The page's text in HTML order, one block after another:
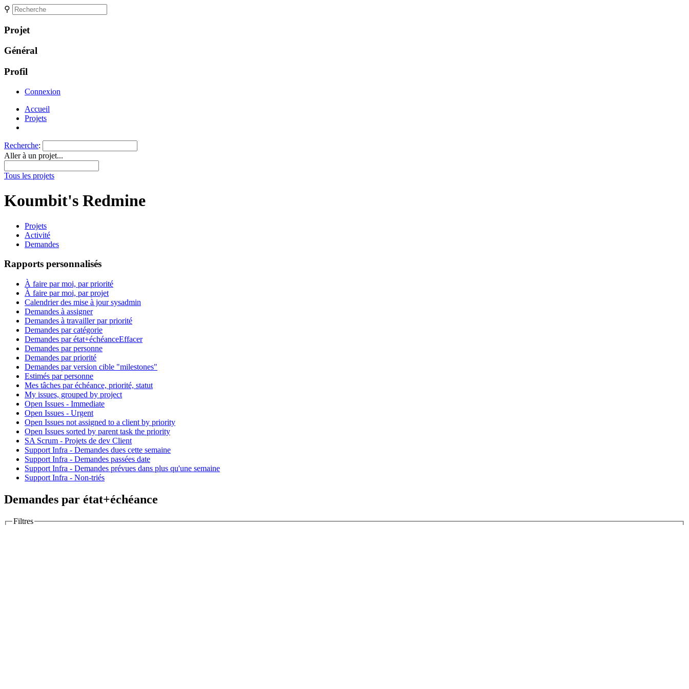
⚲
Projet
Général
Profil
Connexion
Accueil
Projets
Recherche:
Aller à un projet...
Tous les projets
Koumbit's Redmine
Projets
Activité
Demandes
Rapports personnalisés
À faire par moi, par priorité
À faire par moi, par projet
Calendrier des mise à jour sysadmin
Demandes à assigner
Demandes à travailler par priorité
Demandes par catégorie
Demandes par état+échéanceEffacer
Demandes par personne
Demandes par priorité
Demandes par version cible "milestones"
Estimés par personne
Mes tâches par échéance, priorité, statut
My issues, grouped by project
Open Issues - Immediate
Open Issues - Urgent
Open Issues not assigned to a client by priority
Open Issues sorted by parent task the priority
SA Scrum - Projets de dev Client
Support Infra - Demandes dues cette semaine
Support Infra - Demandes passées date
Support Infra - Demandes prévues dans plus qu'une semaine
Support Infra - Non-triés
Demandes par état+échéance
Filtres